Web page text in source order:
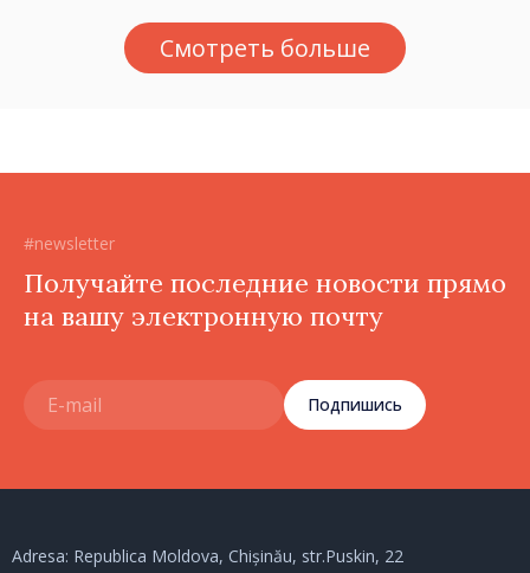
Смотреть больше
#newsletter
Получайте последние новости прямо
на вашу электронную почту
Подпишись
Adresa: Republica Moldova, Chișinău, str.Puskin, 22